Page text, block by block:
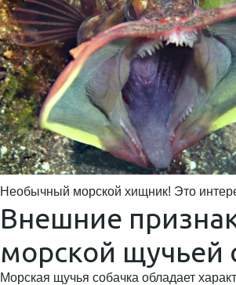
Необычный морской хищник! Это
Внешние
морской щучьей
Морская щучья собачка обладает